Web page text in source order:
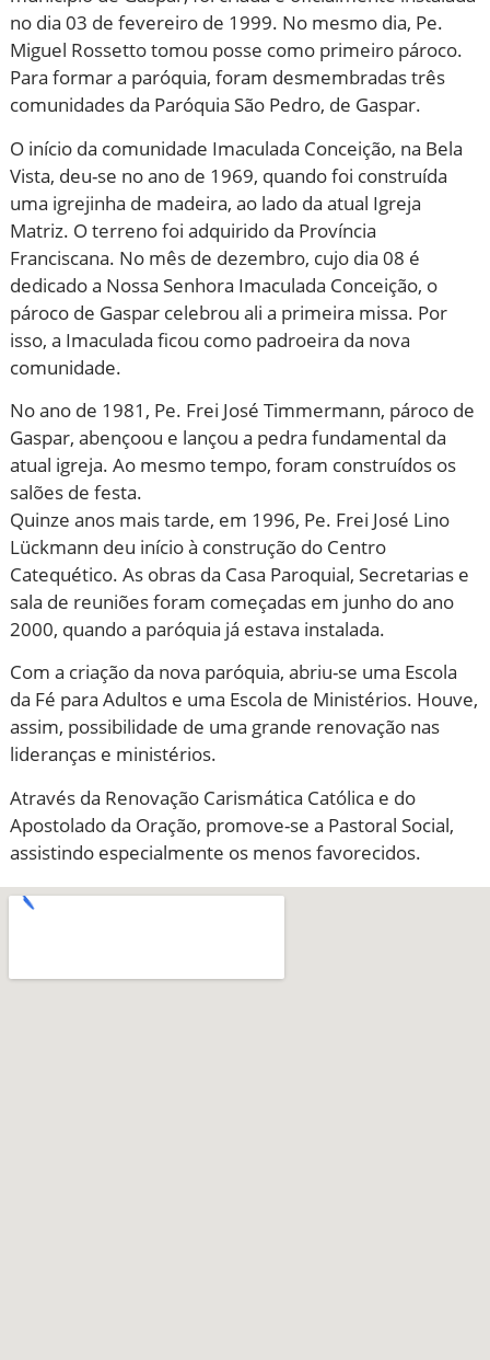
no dia 03 de fevereiro de 1999. No mesmo dia, Pe.
Miguel Rossetto tomou posse como primeiro pároco.
Para formar a paróquia, foram desmembradas três
comunidades da Paróquia São Pedro, de Gaspar.
O início da comunidade Imaculada Conceição, na Bela
Vista, deu-se no ano de 1969, quando foi construída
uma igrejinha de madeira, ao lado da atual Igreja
Matriz. O terreno foi adquirido da Província
Franciscana. No mês de dezembro, cujo dia 08 é
dedicado a Nossa Senhora Imaculada Conceição, o
pároco de Gaspar celebrou ali a primeira missa. Por
isso, a Imaculada ficou como padroeira da nova
comunidade.
No ano de 1981, Pe. Frei José Timmermann, pároco de
Gaspar, abençoou e lançou a pedra fundamental da
atual igreja. Ao mesmo tempo, foram construídos os
salões de festa.
Quinze anos mais tarde, em 1996, Pe. Frei José Lino
Lückmann deu início à construção do Centro
Catequético. As obras da Casa Paroquial, Secretarias e
sala de reuniões foram começadas em junho do ano
2000, quando a paróquia já estava instalada.
Com a criação da nova paróquia, abriu-se uma Escola
da Fé para Adultos e uma Escola de Ministérios. Houve,
assim, possibilidade de uma grande renovação nas
lideranças e ministérios.
Através da Renovação Carismática Católica e do
Apostolado da Oração, promove-se a Pastoral Social,
assistindo especialmente os menos favorecidos.